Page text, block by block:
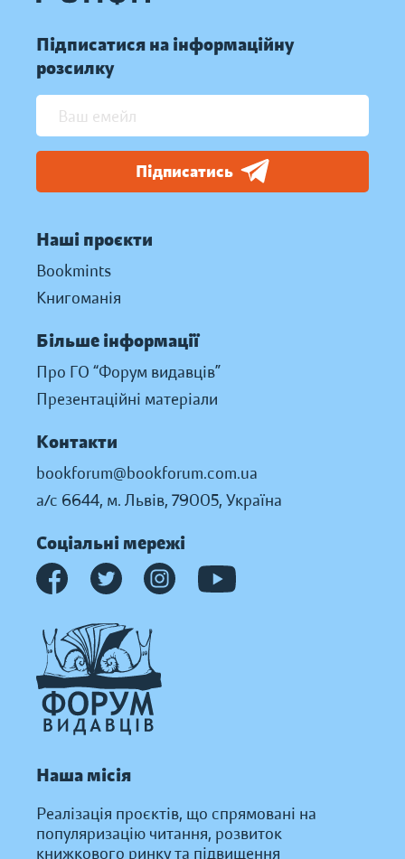
Підписатися на інформаційну
розсилку
Підписатись
Наші проєкти
Bookmints
Книгоманія
Більше інформації
Про ГО “Форум видавців”
Презентаційні матеріали
Контакти
bookforum@bookforum.com.ua
а/с 6644, м. Львів, 79005, Україна
Соціальні мережі
Наша місія
Реалізація проєктів, що спрямовані на
популяризацію читання, розвиток
книжкового ринку та підвищення